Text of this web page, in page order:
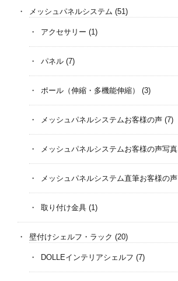
メッシュパネルシステム (51)
アクセサリー (1)
パネル (7)
ポール（伸縮・多機能伸縮） (3)
メッシュパネルシステムお客様の声 (7)
メッシュパネルシステムお客様の声写真
メッシュパネルシステム直筆お客様の声
取り付け金具 (1)
壁付けシェルフ・ラック (20)
DOLLEインテリアシェルフ (7)